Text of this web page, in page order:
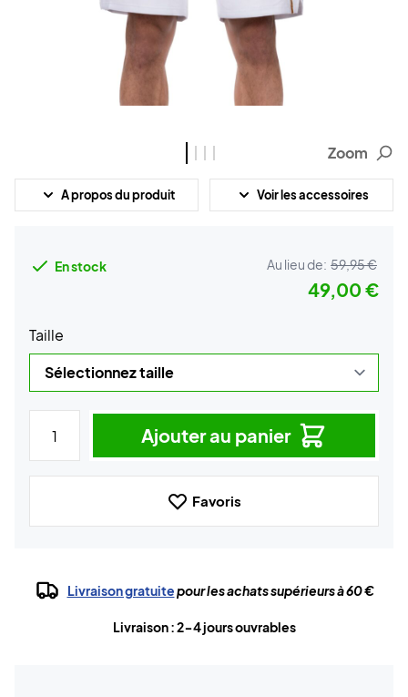
Zoom
A propos du produit Voir les accessoires
En stock Au lieu de: 59,95 €
49,00 €
Taille
Ajouter au panier
Favoris
Livraison gratuitepour les achats supérieurs à 60 €
Livraison : 2-4 jours ouvrables